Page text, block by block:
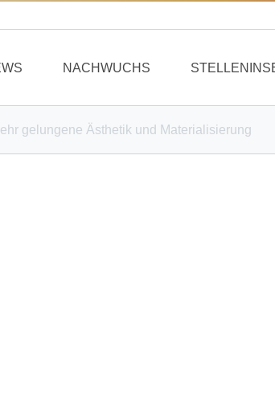
NACHWUCHS
gelungene Ästhetik und Materialisierung